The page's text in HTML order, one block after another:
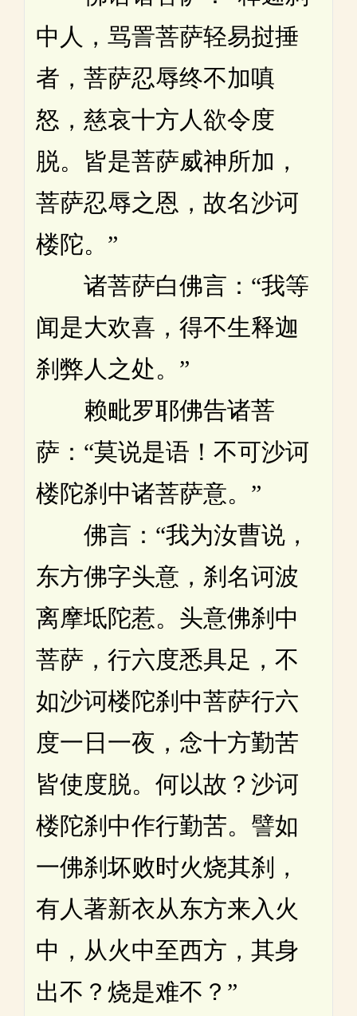
中人，骂詈菩萨轻易挝捶
者，菩萨忍辱终不加嗔
怒，慈哀十方人欲令度
脱。皆是菩萨威神所加，
菩萨忍辱之恩，故名沙诃
楼陀。”
诸菩萨白佛言：“我等
闻是大欢喜，得不生释迦
刹弊人之处。”
赖毗罗耶佛告诸菩
萨：“莫说是语！不可沙诃
楼陀刹中诸菩萨意。”
佛言：“我为汝曹说，
东方佛字头意，刹名诃波
离摩坻陀惹。头意佛刹中
菩萨，行六度悉具足，不
如沙诃楼陀刹中菩萨行六
度一日一夜，念十方勤苦
皆使度脱。何以故？沙诃
楼陀刹中作行勤苦。譬如
一佛刹坏败时火烧其刹，
有人著新衣从东方来入火
中，从火中至西方，其身
出不？烧是难不？”